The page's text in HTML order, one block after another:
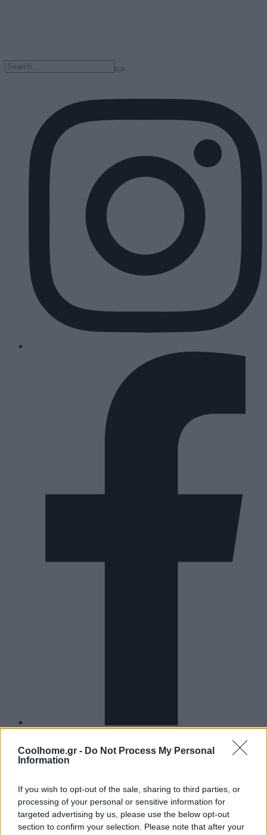
Coolhome.gr - Do Not Process My Personal
Information
If you wish to opt-out of the sale, sharing to third parties, or
processing of your personal or sensitive information for
targeted advertising by us, please use the below opt-out
section to confirm your selection. Please note that after your
DESIGN & INSPIRATION
AUDIO/VISUAL
ΛΕΥΚΕΣ ΣΥΣΚΕΥΕΣ
ΜΙΚΡΟΣΥΣΚΕΥΕΣ
ΘΕΡΜΟΣΤΑΤΕΣ & ΚΛΙΜΑΤΙΣΜΟΣ
ΚΑΘΑΡΙΟΤΗΤΑ